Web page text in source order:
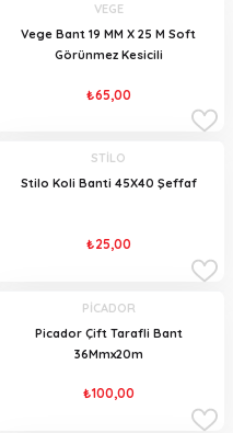
VEGE
Vege Bant 19 MM X 25 M Soft
Görünmez Kesicili
₺65,00
STİLO
Stilo Koli Banti 45X40 Şeffaf
₺25,00
PİCADOR
Picador Çift Tarafli Bant
36Mmx20m
₺100,00